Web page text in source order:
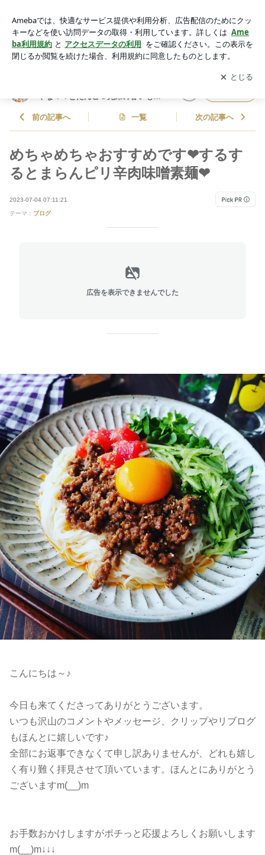
麺❤ | しゃなママオフィシャルブログ「しゃなママとだんご３
兄弟の甘いもの日記」Powered by Ameba
アプリをダウンロードして ブログの更新通知
を受け取りまし
ょう。
開く
ゃなママとだんご３兄弟の甘いもの
前の記事へ 一覧 次の記事へ
めちゃめちゃおすすめです❤するす
るとまらんピリ辛肉味噌素麺❤
2023-07-04 07:11:21
テーマ： ブログ
広告を表示できませんでした
こんにちは～♪
今日も来てくださってありがとうございます。
いつも沢山のコメントやメッセージ、クリップやリブログ
もほんとに嬉しいです♪
全部にお返事できなくて申し訳ありませんが、どれも嬉し
く有り難く拝見させて頂いています。ほんとにありがとう
ございますm(__)m
お手数おかけしますがポチっと応援よろしくお願いします
m(__)m↓↓↓